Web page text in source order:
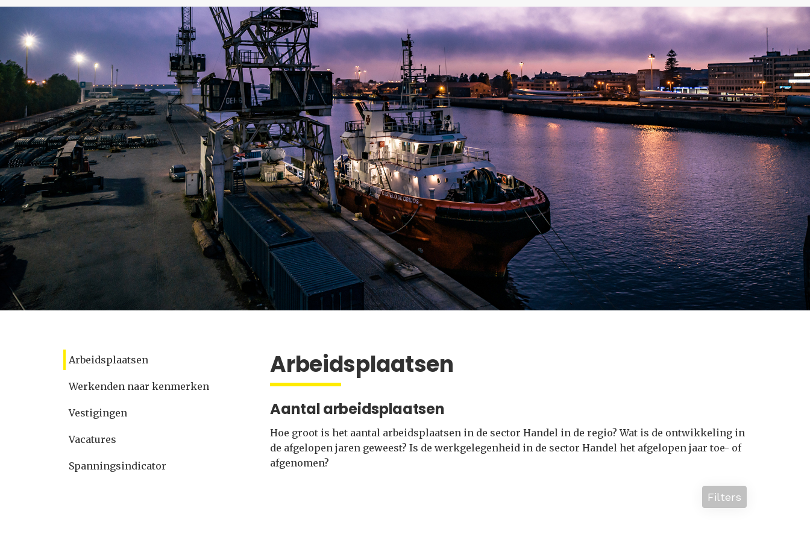
Arbeidsplaatsen
Werkenden naar kenmerken
Vestigingen
Vacatures
Spanningsindicator
Arbeidsplaatsen
Aantal arbeidsplaatsen
Hoe groot is het aantal arbeidsplaatsen in de sector Handel in de regio? Wat is de ontwikkeling in
de afgelopen jaren geweest? Is de werkgelegenheid in de sector Handel het afgelopen jaar toe- of
afgenomen?
Filters